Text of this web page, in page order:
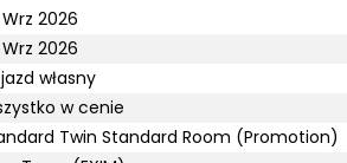
NA MECZE
2026
2026
własny
w cenie
Twin Standard Room (Promotion)